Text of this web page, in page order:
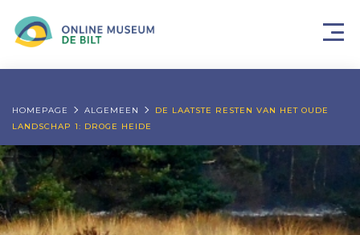
HOMEPAGE ALGEMEEN
DE LAATSTE RESTEN VAN HET OUDE
LANDSCHAP 1: DROGE HEIDE